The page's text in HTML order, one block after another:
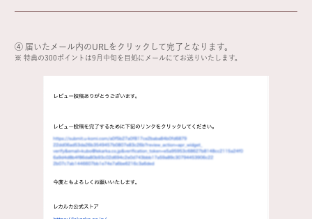
④ 届いたメール内のURLをクリックして完了となります。
※ 特典の300ポイントは9月中旬を目処にメールにてお送りいたします。